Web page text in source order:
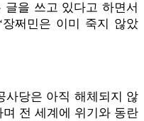
을 쓰고 있다고 하면서
쩌민은 이미 죽지 않았
사당은 아직 해체되지 않
전 세계에 위기와 동란